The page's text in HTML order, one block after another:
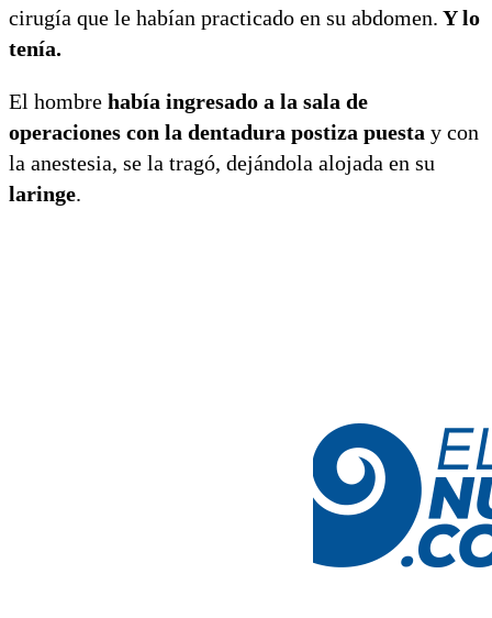
cirugía que le habían practicado en su abdomen. Y lo
tenía.
El hombre había ingresado a la sala de
operaciones con la dentadura postiza puesta y con
la anestesia, se la tragó, dejándola alojada en su
laringe.